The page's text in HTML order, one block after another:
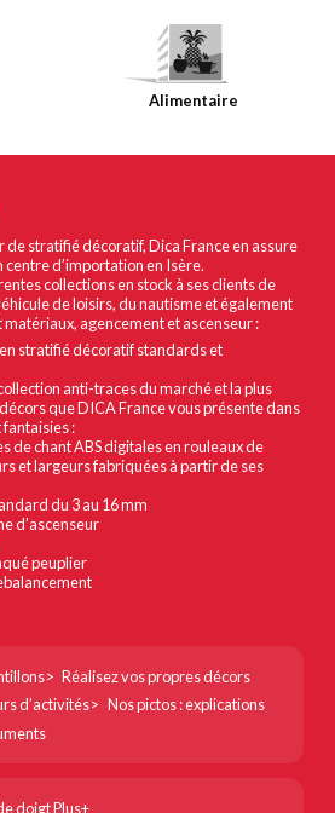
Alimentaire
stratifié décoratif, Dica France en assure
d’importation en Isère.
collections en stock à ses clients de
de loisirs, du nautisme et également
matériaux, agencement et ascenseur :
stratifié décoratif standards et
anti-traces du marché et la plus
que DICA France vous présente dans
fantaisies :
de chant ABS digitales en rouleaux de
et largeurs fabriquées à partir de ses
du 3 au 16 mm
d’ascenseur
peuplier
Réalisez vos propres décors
d’activités
Nos pictos : explications
doigt Plus+